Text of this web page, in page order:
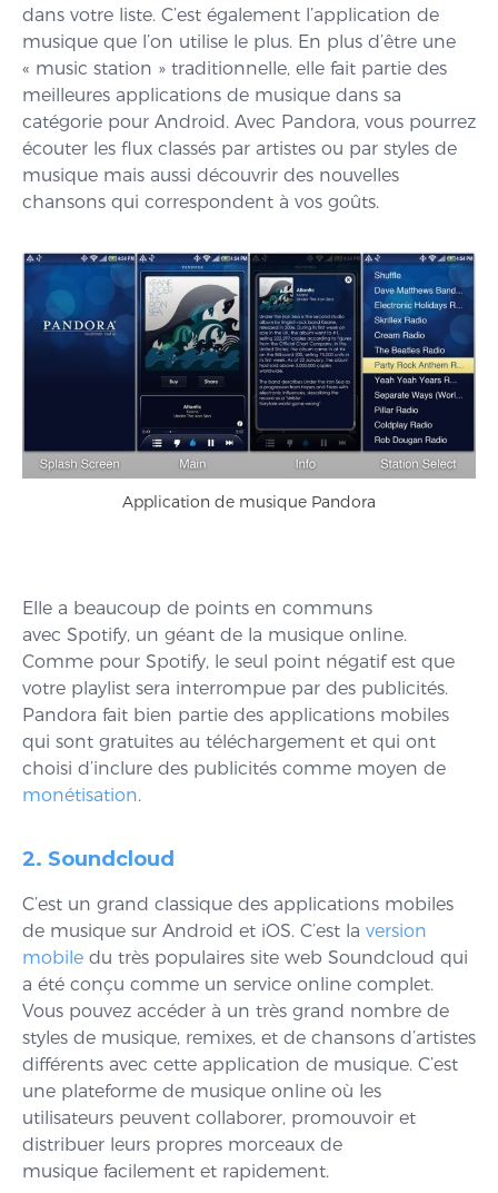
dans votre liste. C’est également l’application de
musique que l’on utilise le plus. En plus d’être une
« music station » traditionnelle, elle fait partie des
meilleures applications de musique dans sa
catégorie pour Android. Avec Pandora, vous pourrez
écouter les flux classés par artistes ou par styles de
musique mais aussi découvrir des nouvelles
chansons qui correspondent à vos goûts.
Application de musique Pandora
Elle a beaucoup de points en communs
avec Spotify, un géant de la musique online.
Comme pour Spotify, le seul point négatif est que
votre playlist sera interrompue par des publicités.
Pandora fait bien partie des applications mobiles
qui sont gratuites au téléchargement et qui ont
choisi d’inclure des publicités comme moyen de
monétisation.
2. Soundcloud
C’est un grand classique des applications mobiles
de musique sur Android et iOS. C’est la version
mobile du très populaires site web Soundcloud qui
a été conçu comme un service online complet.
Vous pouvez accéder à un très grand nombre de
styles de musique, remixes, et de chansons d’artistes
différents avec cette application de musique. C’est
une plateforme de musique online où les
utilisateurs peuvent collaborer, promouvoir et
distribuer leurs propres morceaux de
musique facilement et rapidement.